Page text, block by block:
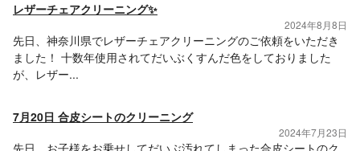
レザーチェアクリーニング✨
2024年8月8日
先日、神奈川県でレザーチェアクリーニングのご依頼をいただき
ました！ 十数年使用されてだいぶくすんだ色をしておりました
が、レザー...
7月20日 合皮シートのクリーニング
2024年7月23日
先日、お子様をお乗せしてだいぶ汚れてしまった合皮シートのク